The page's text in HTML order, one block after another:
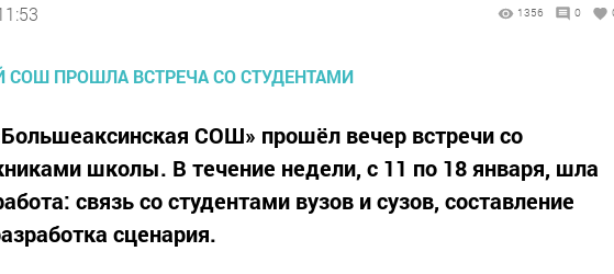
1356 0
СОШ» прошёл вечер встречи со
школы. В течение недели, с 11 по 18 января, шла
связь со студентами вузов и сузов, составление
сценария.